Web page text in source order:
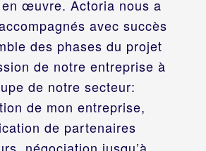
œuvre. Actoria nous a
avec succès
des phases du projet
de notre entreprise à
de notre secteur:
de mon entreprise,
de partenaires